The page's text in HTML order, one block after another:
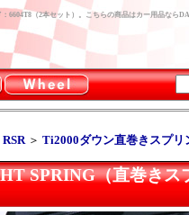
（2本セット）。こちらの商品はカー用品なら
RSR＞ Ti2000ダウン直巻きスプリ
SPRING（直巻き